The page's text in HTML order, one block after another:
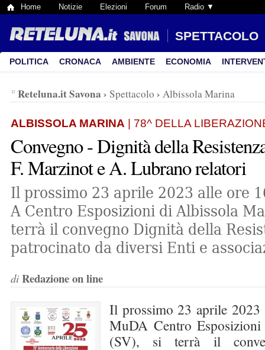
Home Notizie Elezioni Forum Radio ▼
SPETTACOLO
POLITICA CRONACA AMBIENTE ECONOMIA
Reteluna.it Savona › Spettacolo › Albissola Marina
ALBISSOLA MARINA | 78^ DELLA
Convegno - Dignità della
F. Marzinot e A. Lubrano relatori
Il prossimo 23 aprile 2023 alle ore
A Centro Esposizioni di Albissola
terrà il convegno Dignità della
patrocinato da diversi Enti e
di Redazione on line
Il prossimo 23 aprile
MuDA Centro
(SV), si terrà il